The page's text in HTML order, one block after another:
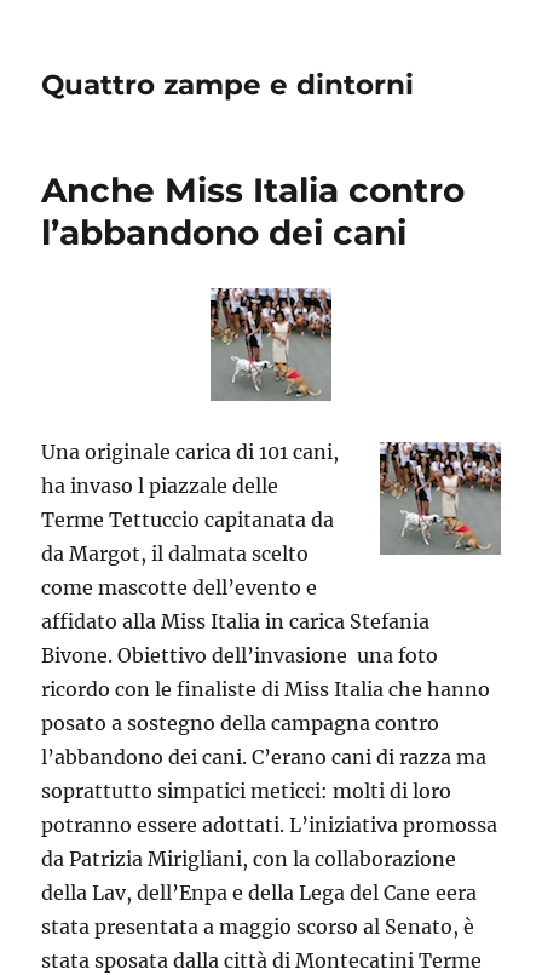
Quattro zampe e dintorni
Anche Miss Italia contro
l’abbandono dei cani
Una originale carica di 101 cani,
ha invaso l piazzale delle
Terme Tettuccio capitanata da
da Margot, il dalmata scelto
come mascotte dell’evento e
affidato alla Miss Italia in carica Stefania
Bivone. Obiettivo dell’invasione una foto
ricordo con le finaliste di Miss Italia che hanno
posato a sostegno della campagna contro
l’abbandono dei cani. C’erano cani di razza ma
soprattutto simpatici meticci: molti di loro
potranno essere adottati. L’iniziativa promossa
da Patrizia Mirigliani, con la collaborazione
della Lav, dell’Enpa e della Lega del Cane eera
stata presentata a maggio scorso al Senato, è
stata sposata dalla città di Montecatini Terme